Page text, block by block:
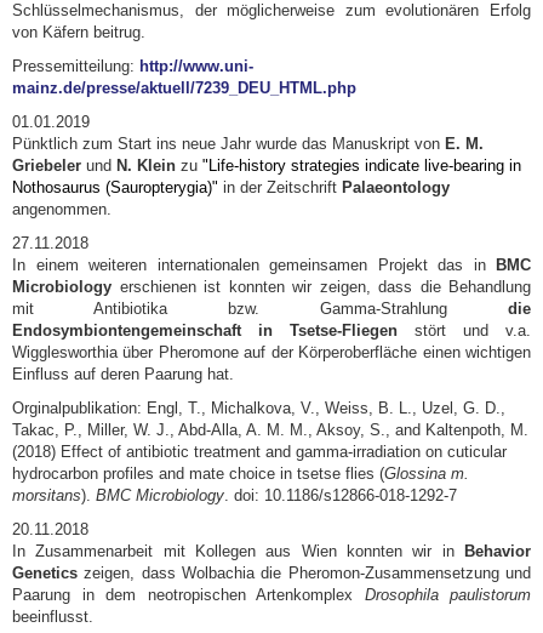
Schlüsselmechanismus, der möglicherweise zum evolutionären Erfolg
von Käfern beitrug.
Pressemitteilung: http://www.uni-
mainz.de/presse/aktuell/7239_DEU_HTML.php
01.01.2019
Pünktlich zum Start ins neue Jahr wurde das Manuskript von E. M.
Griebeler und N. Klein zu "Life-history strategies indicate live-bearing in
Nothosaurus (Sauropterygia)" in der Zeitschrift Palaeontology
angenommen.
27.11.2018
In einem weiteren internationalen gemeinsamen Projekt das in
BMC
Microbiology erschienen ist konnten wir zeigen, dass die Behandlung
mit Antibiotika bzw. Gamma-Strahlung die
Endosymbiontengemeinschaft in Tsetse-Fliegen stört und v.a.
Wigglesworthia über Pheromone auf der Körperoberfläche einen wichtigen
Einfluss auf deren Paarung hat.
Orginalpublikation: Engl, T., Michalkova, V., Weiss, B. L., Uzel, G. D.,
Takac, P., Miller, W. J., Abd-Alla, A. M. M., Aksoy, S., and Kaltenpoth, M.
(2018) Effect of antibiotic treatment and gamma-irradiation on cuticular
hydrocarbon profiles and mate choice in tsetse flies (Glossina m.
morsitans). BMC Microbiology. doi: 10.1186/s12866-018-1292-7
20.11.2018
In Zusammenarbeit mit Kollegen aus Wien konnten wir in
Behavior
Genetics zeigen, dass Wolbachia die Pheromon-Zusammensetzung und
Paarung in dem neotropischen Artenkomplex Drosophila paulistorum
beeinflusst.